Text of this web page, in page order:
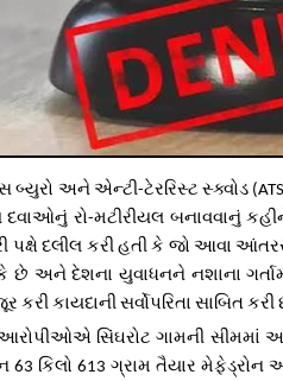
બ્યુરો અને એન્ટી-ટેરરિસ્ટ સ્ક્વોડ
દવાઓનું રો-મટીરીયલ બનાવવાનું
પક્ષે દલીલ કરી હતી કે જો આવા
છે અને દેશના યુવાધનને નશાના
કરીકાયદાનીસર્વોપરિતા સાબિતકરી
સિંઘરોટ ગામની સીમમાં
63 કિલો 613ગ્રામ તૈયાર મેફેડ્રોન